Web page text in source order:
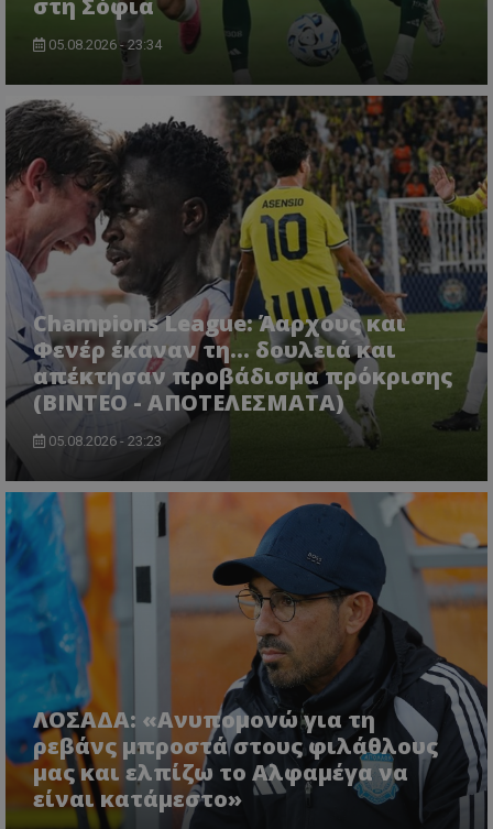
05.08.2026 - 23:34
Champions League: Άαρχους και
Φενέρ έκαναν τη... δουλειά και
απέκτησαν προβάδισμα πρόκρισης
(ΒΙΝΤΕΟ - ΑΠΟΤΕΛΕΣΜΑΤΑ)
05.08.2026 - 23:23
ΛΟΣΑΔΑ: «Ανυπομονώ για τη
ρεβάνς μπροστά στους φιλάθλους
μας και ελπίζω το Αλφαμέγα να
είναι κατάμεστο»